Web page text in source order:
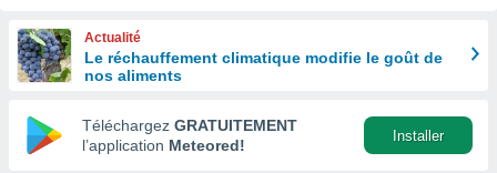
en
Actualité
Le réchauffement climatique modifie le goût de
nos aliments
Téléchargez GRATUITEMENT
l’application Meteored!
Installer